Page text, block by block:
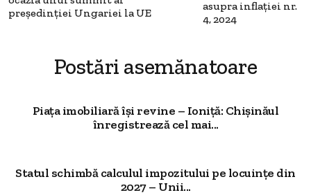
președinției Ungariei la UE
asupra inflației nr.
4, 2024
Postări asemănatoare
Piața imobiliară își revine – Ioniță: Chișinăul
înregistrează cel mai...
Statul schimbă calculul impozitului pe locuințe din
2027 – Unii...